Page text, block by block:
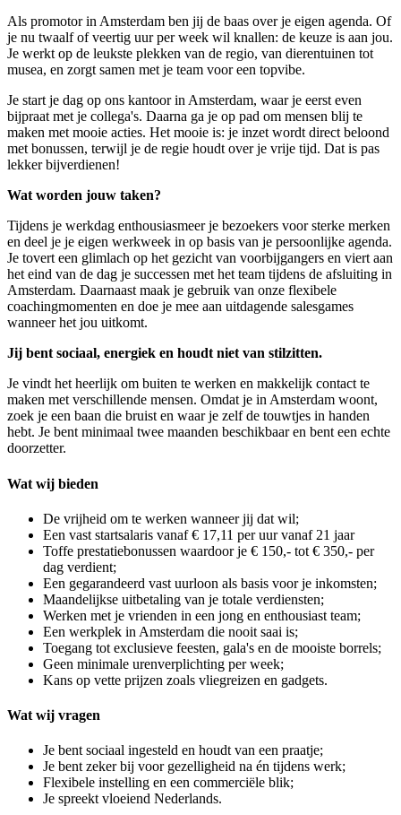
Als promotor in Amsterdam ben jij de baas over je eigen agenda. Of
je nu twaalf of veertig uur per week wil knallen: de keuze is aan jou.
Je werkt op de leukste plekken van de regio, van dierentuinen tot
musea, en zorgt samen met je team voor een topvibe.
Je start je dag op ons kantoor in Amsterdam, waar je eerst even
bijpraat met je collega's. Daarna ga je op pad om mensen blij te
maken met mooie acties. Het mooie is: je inzet wordt direct beloond
met bonussen, terwijl je de regie houdt over je vrije tijd. Dat is pas
lekker bijverdienen!
Wat worden jouw taken?
Tijdens je werkdag enthousiasmeer je bezoekers voor sterke merken
en deel je je eigen werkweek in op basis van je persoonlijke agenda.
Je tovert een glimlach op het gezicht van voorbijgangers en viert aan
het eind van de dag je successen met het team tijdens de afsluiting in
Amsterdam. Daarnaast maak je gebruik van onze flexibele
coachingmomenten en doe je mee aan uitdagende salesgames
wanneer het jou uitkomt.
Jij bent sociaal, energiek en houdt niet van stilzitten.
Je vindt het heerlijk om buiten te werken en makkelijk contact te
maken met verschillende mensen. Omdat je in Amsterdam woont,
zoek je een baan die bruist en waar je zelf de touwtjes in handen
hebt. Je bent minimaal twee maanden beschikbaar en bent een echte
doorzetter.
Wat wij bieden
De vrijheid om te werken wanneer jij dat wil;
Een vast startsalaris vanaf € 17,11 per uur vanaf 21 jaar
Toffe prestatiebonussen waardoor je € 150,- tot € 350,- per
dag verdient;
Een gegarandeerd vast uurloon als basis voor je inkomsten;
Maandelijkse uitbetaling van je totale verdiensten;
Werken met je vrienden in een jong en enthousiast team;
Een werkplek in Amsterdam die nooit saai is;
Toegang tot exclusieve feesten, gala's en de mooiste borrels;
Geen minimale urenverplichting per week;
Kans op vette prijzen zoals vliegreizen en gadgets.
Wat wij vragen
Je bent sociaal ingesteld en houdt van een praatje;
Je bent zeker bij voor gezelligheid na én tijdens werk;
Flexibele instelling en een commerciële blik;
Je spreekt vloeiend Nederlands.